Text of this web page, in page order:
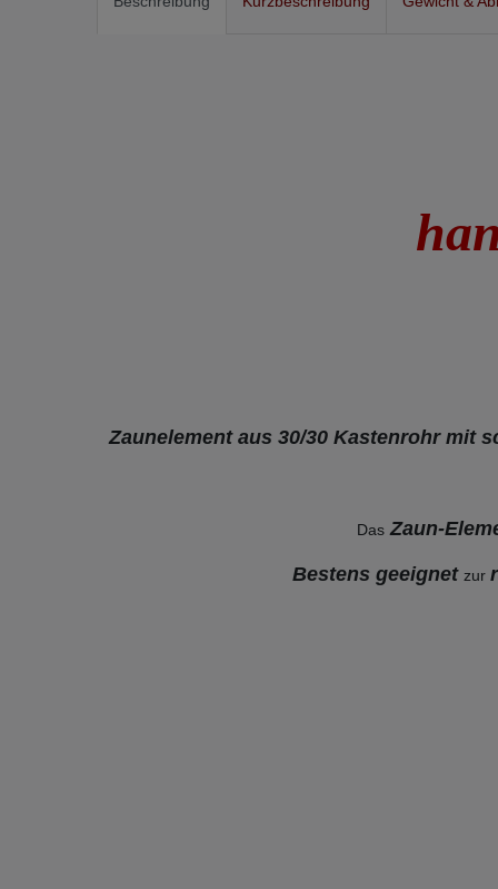
Zaunelement aus 30/30 Kastenrohr mit
Das Zaun-
Bestens geeignet zur